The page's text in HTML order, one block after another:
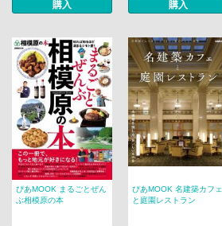
購入 購入
ぴあMOOK まるごとぜん
ぶ相模原の本
ぴあMOOK 名建築カフェ
と庭園レストラン